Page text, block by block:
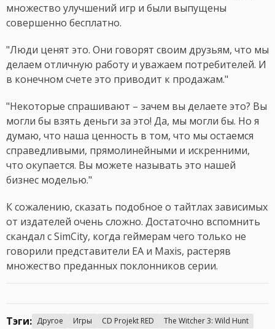
множество улучшений игр и были выпущены
совершенно бесплатно.
"Люди ценят это. Они говорят своим друзьям, что мы
делаем отличную работу и уважаем потребителей. И
в конечном счете это приводит к продажам."
"Некоторые спрашивают – зачем вы делаете это? Вы
могли бы взять деньги за это! Да, мы могли бы. Но я
думаю, что наша ценность в том, что мы остаемся
справедливыми, прямолинейными и искренними,
что окупается. Вы можете называть это нашей
бизнес моделью."
К сожалению, сказать подобное о тайтлах зависимых
от издателей очень сложно. Достаточно вспомнить
скандал с SimCity, когда геймерам чего только не
говорили представители EA и Maxis, растеряв
множество преданных поклонников серии.
Тэги: Другое Игры CD Projekt RED The Witcher 3: Wild Hunt